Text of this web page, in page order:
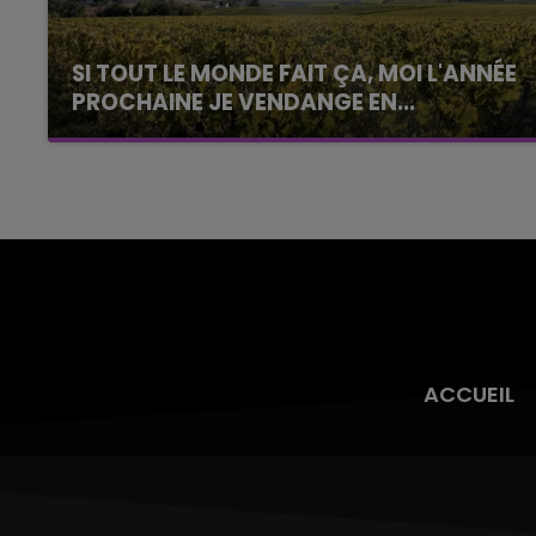
SI TOUT LE MONDE FAIT ÇA, MOI L'ANNÉE
PROCHAINE JE VENDANGE EN...
La vendange en Champagne a débuté ce jeudi
ACCUEIL